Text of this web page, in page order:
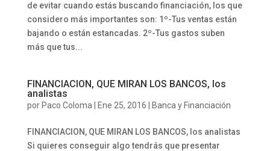
de evitar cuando estás buscando financiación, los que
considero más importantes son: 1º-Tus ventas están
bajando o están estancadas. 2º-Tus gastos suben
más que tus...
FINANCIACION, QUE MIRAN LOS BANCOS, los
analistas
por Paco Coloma Ene 25, 2016 Banca y Financiación
FINANCIACION, QUE MIRAN LOS BANCOS, los analistas
Si quieres conseguir algo tendrás que presentar